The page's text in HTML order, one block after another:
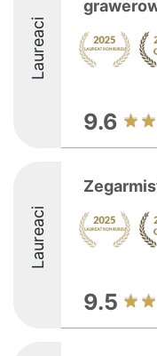
Laureaci
9.6
Laureaci
9.5